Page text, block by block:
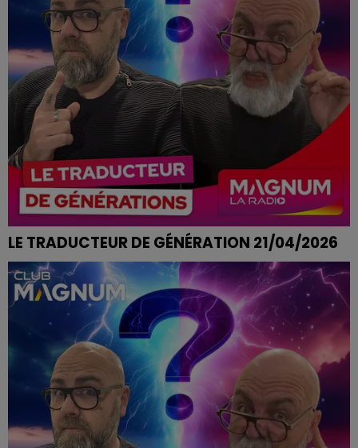
LE TRADUCTEUR DE GÉNÉRATION 21/04/2026
ETRE SUR UNE PETIT NUAGE